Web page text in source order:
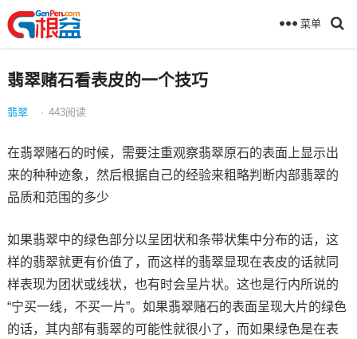
菜单
翡翠赌石看表皮的一个技巧
翡翠 · 443阅读
在翡翠赌石的时候，需要注重观察翡翠原石的表面上显示出
来的种种迹象，然后根据自己的经验来粗略判断内部翡翠的
品质和范围的多少
如果翡翠中的绿色部分以呈团状和条带状集中分布的话，这
样的翡翠就更有价值了，而这样的翡翠显现在表皮的话就同
样表现为团状或线状，也有时会呈片状。这也是行内所说的
“宁买一线，不买一片”。如果翡翠赌石的表面呈现大片的绿色
的话，其内部有翡翠的可能性就很小了，而如果绿色是在表